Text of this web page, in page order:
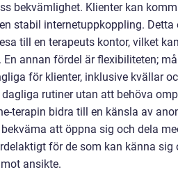
bekvämlighet. Klienter kan
stabil internetuppkoppling.
till en terapeuts kontor, vilket
annan fördel är flexibiliteten;
för klienter, inklusive kvällar
rutiner utan att behöva
terapin bidra till en känsla av
att öppna sig och dela
för de som kan känna
ansikte.